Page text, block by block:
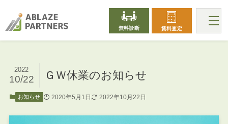
無料診断 賃料査定
ＧＷ休業のお知らせ
2022
10/22
お知らせ 2020年5月1日 2022年10月22日